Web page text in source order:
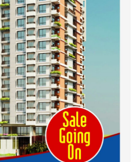
দেশ গড়তে জুলাই জাগরণ’ কর্মসূচির
অংশ হিসেবে এনসিপির জুলাই
পথসভসায়- নাসীরুদ্দীন পাটওয়ারী
ইসলামী ব্যাংক বাংলাদেশ পিলএলসি
ময়মনসিংহ শাখার গ্রাহক সমাবেশ
২০২৪ এর গণঅভ্যুত্থানের শহিদের
কবর জিয়ারত ও দোয়া করলেন
ময়মনসিংহ মহানগর জামায়াত